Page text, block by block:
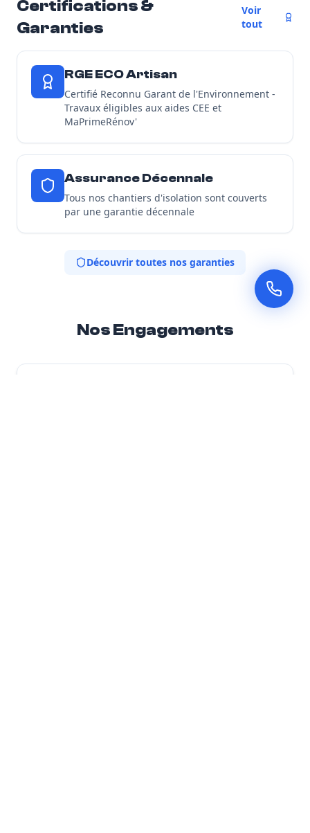
Certifications &
Garanties
Voir
tout
RGE ECO Artisan
Certifié Reconnu Garant de l'Environnement -
Travaux éligibles aux aides CEE et
MaPrimeRénov'
Assurance Décennale
Tous nos chantiers d'isolation sont couverts
par une garantie décennale
Découvrir toutes nos garanties
Nos Engagements